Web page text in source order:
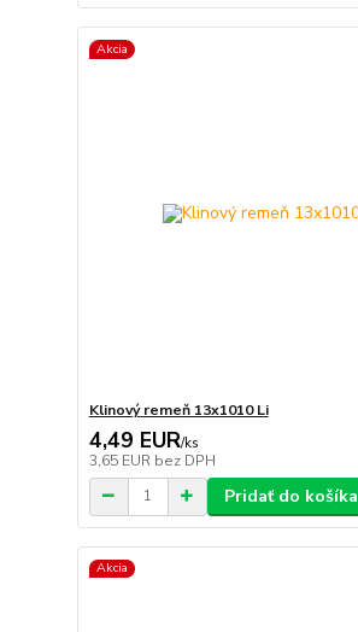
Akcia
Klinový remeň 13x1010 Li
4,49 EUR/ks
3,65 EUR bez DPH
Pridať do košíka
Akcia